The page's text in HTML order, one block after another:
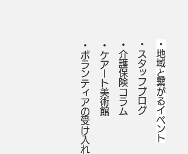
​・ボランティアの受け入れ・ケアート美術館 ・
介護保険コラム・スタッフブログ・​地域と繋がるイベント